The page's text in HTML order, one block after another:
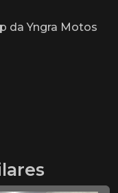
da Yngra Motos